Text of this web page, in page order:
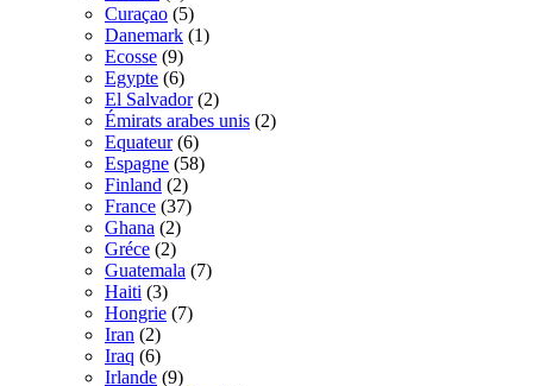
Curaçao (5)
Danemark (1)
Ecosse (9)
Egypte (6)
El Salvador (2)
Émirats arabes unis (2)
Equateur (6)
Espagne (58)
Finland (2)
France (37)
Ghana (2)
Gréce (2)
Guatemala (7)
Haiti (3)
Hongrie (7)
Iran (2)
Iraq (6)
Irlande (9)